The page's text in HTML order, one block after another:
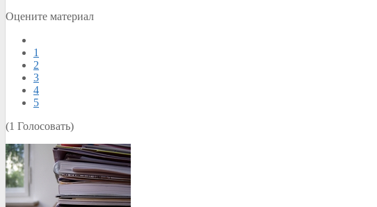
Оцените материал
1
2
3
4
5
(1 Голосовать)